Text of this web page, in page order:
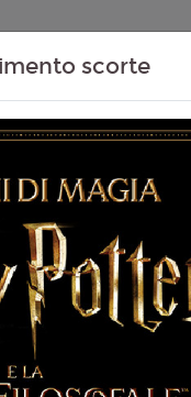
Tecnologie
11
Martedì
2026
- Torino
scorte